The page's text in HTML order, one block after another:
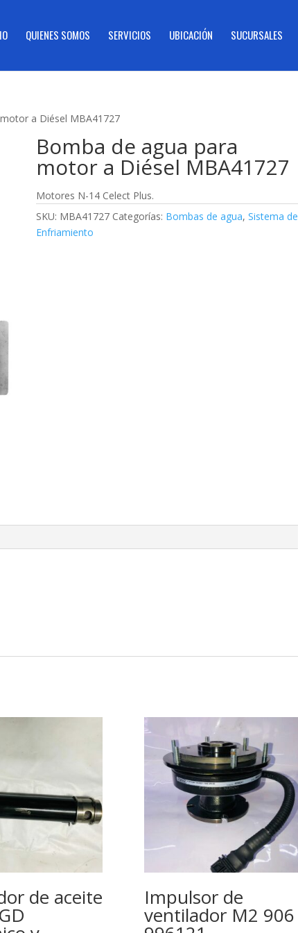
QUIENES SOMOS SERVICIOS UBICACIÓN SUCURSALES
a Diésel MBA41727
Bomba de agua para
motor a Diésel MBA41727
Motores N-14 Celect Plus.
SKU: MBA41727 Categorías: Bombas de agua,Sistema de
Enfriamiento
de aceite Impulsor de
ventilador M2 906